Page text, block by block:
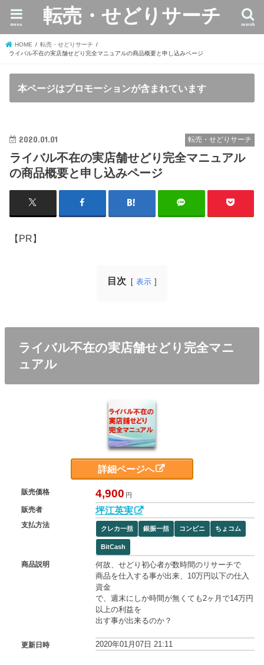
転売・せどりサーチ search
menu
HOME
転売・せどりサーチ
ライバル不在の実店舗せどり完全マニュアルの商品概要と申し込みページ
本ページはプロモーションが含まれています
転売・せどりサーチ
2020.01.01
ライバル不在の実店舗せどり完全マニュアル
の商品概要と申し込みページ
【PR】
目次 表示
ライバル不在の実店舗せどり完全マニ
ュアル
詳細ページへ
販売価格 4,900 円
販売者 坪江英実
支払方法 クレカ一括 銀振一括 コンビニ ちょコム
BitCash
商品説明
何故、せどり初心者が数時間のリサーチで
商品を仕入する事が出来、10万円以下の仕入
資金
で、週末にしか時間が無くても2ヶ月で14万円
以上の利益を
出す事が出来るのか？
更新日時 2020年01月07日 21:11